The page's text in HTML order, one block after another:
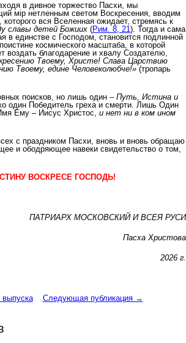
в дивное торжество Пасхи, мы
мiр нетленным светом Воскресения, вводим
которого вся Вселенная ожидает, стремясь к
славы детей Божиих (Рим. 8, 21). Тогда и сама
в единстве с Господом, становится подлинной
космического масштаба, в которой
воздать благодарение и хвалу Создателю,
Твоему, Христе! Слава Царствию
Твоему, едине Человеколюбче!» (тропарь
поисков, но лишь один – Путь, Истина и
один Победитель греха и смерти. Лишь Один
Ему – Иисус Христос, и нет ни в ком ином
с праздником Пасхи, вновь и вновь обращаю
и ободряющее навеки свидетельство о том,
ВОСКРЕСЕ ГОСПОДЬ!
ПАТРИАРХ МОСКОВСКИЙ И ВСЕЯ РУСИ
Пасха Христова
2026 г.
Следующая публикация →